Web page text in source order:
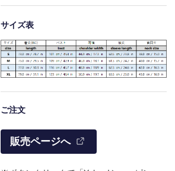
サイズ表
ご注文
販売ページへ